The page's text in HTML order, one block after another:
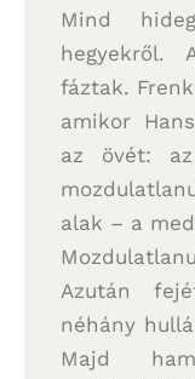
Mind
hegyekről.
fáztak.
amikor
az övét:
alak – a
Azután
néhány
Majd